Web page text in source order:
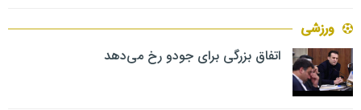
ورزشی
اتفاق بزرگی برای جودو رخ می‌دهد